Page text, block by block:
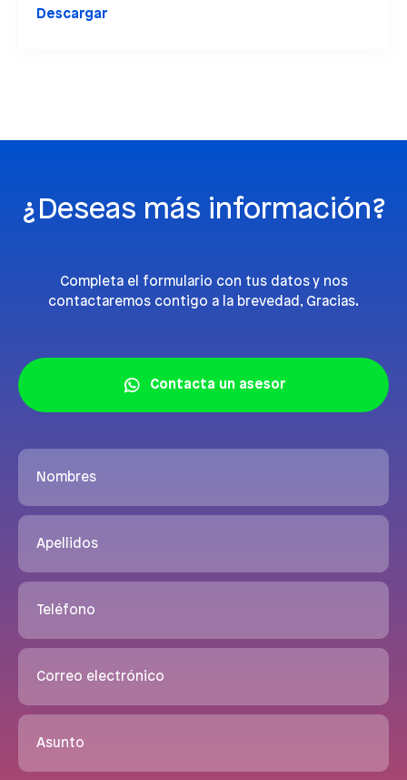
Descargar
¿Deseas más información?
Completa el formulario con tus datos y nos
contactaremos contigo a la brevedad, Gracias.
Contacta un asesor
Nombres
Apellidos
Teléfono
Correo electrónico
Asunto